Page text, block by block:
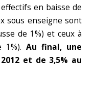
en baisse de
sous enseigne sont
de 1%) et ceux à
1%).Au final, une
et de 3,5% au